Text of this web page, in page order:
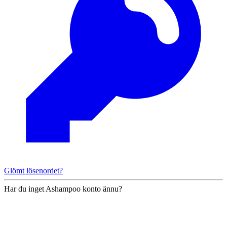
Glömt lösenordet?
Har du inget Ashampoo konto ännu?